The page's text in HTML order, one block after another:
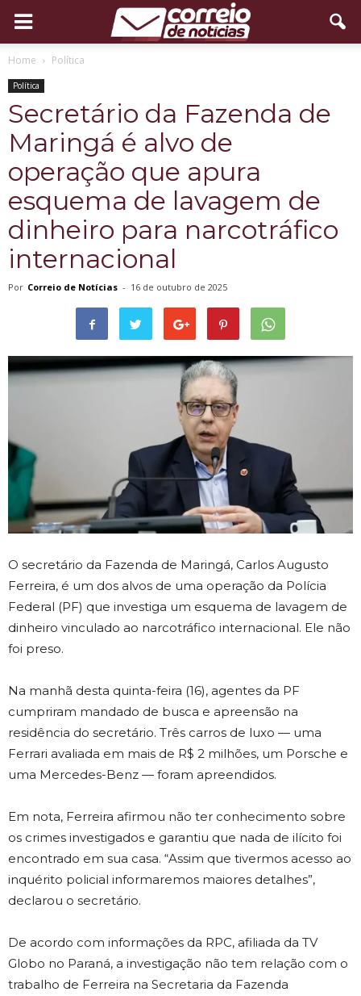
Home Política
Política
Secretário da Fazenda de
Maringá é alvo de
operação que apura
esquema de lavagem de
dinheiro para narcotráfico
internacional
Por Correio de Notícias - 16 de outubro de 2025
O secretário da Fazenda de Maringá, Carlos Augusto
Ferreira, é um dos alvos de uma operação da Polícia
Federal (PF) que investiga um esquema de lavagem de
dinheiro vinculado ao narcotráfico internacional. Ele não
foi preso.
Na manhã desta quinta-feira (16), agentes da PF
cumpriram mandado de busca e apreensão na
residência do secretário. Três carros de luxo — uma
Ferrari avaliada em mais de R$ 2 milhões, um Porsche e
uma Mercedes-Benz — foram apreendidos.
Em nota, Ferreira afirmou não ter conhecimento sobre
os crimes investigados e garantiu que nada de ilícito foi
encontrado em sua casa. “Assim que tivermos acesso ao
inquérito policial informaremos maiores detalhes”,
declarou o secretário.
De acordo com informações da RPC, afiliada da TV
Globo no Paraná, a investigação não tem relação com o
trabalho de Ferreira na Secretaria da Fazenda